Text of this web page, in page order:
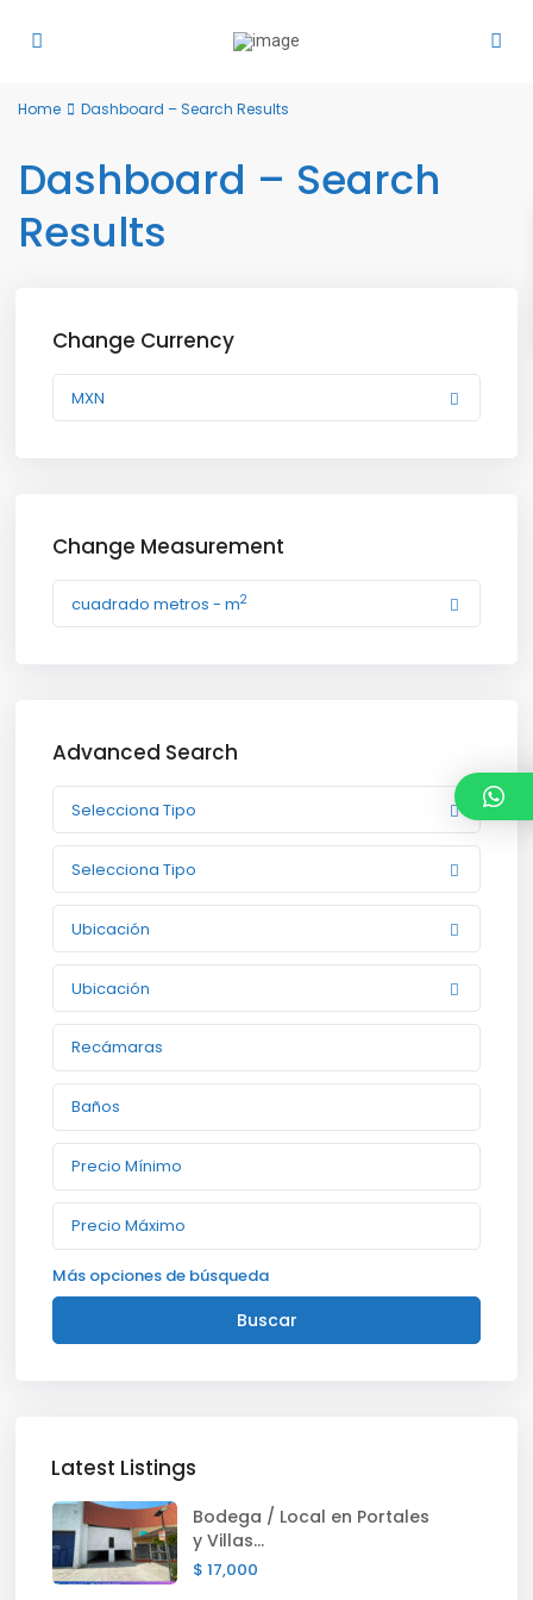
Home Dashboard – Search Results
Dashboard – Search
Results
Change Currency
MXN
Change Measurement
cuadrado metros - m2
Advanced Search
Selecciona Tipo
Selecciona Tipo
Ubicación
Ubicación
Más opciones de búsqueda
Buscar
Latest Listings
Bodega / Local en Portales
y Villas...
$ 17,000